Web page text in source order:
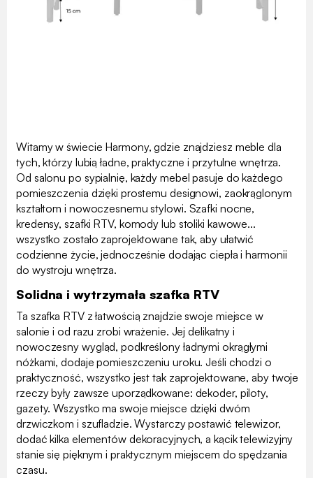
Witamy w świecie Harmony, gdzie znajdziesz meble dla
tych, którzy lubią ładne, praktyczne i przytulne wnętrza.
Od salonu po sypialnię, każdy mebel pasuje do każdego
pomieszczenia dzięki prostemu designowi, zaokrąglonym
kształtom i nowoczesnemu stylowi. Szafki nocne,
kredensy, szafki RTV, komody lub stoliki kawowe...
wszystko zostało zaprojektowane tak, aby ułatwić
codzienne życie, jednocześnie dodając ciepła i harmonii
do wystroju wnętrza.
Solidna i wytrzymała szafka RTV
Ta szafka RTV z łatwością znajdzie swoje miejsce w
salonie i od razu zrobi wrażenie. Jej delikatny i
nowoczesny wygląd, podkreślony ładnymi okrągłymi
nóżkami, dodaje pomieszczeniu uroku. Jeśli chodzi o
praktyczność, wszystko jest tak zaprojektowane, aby twoje
rzeczy były zawsze uporządkowane: dekoder, piloty,
gazety. Wszystko ma swoje miejsce dzięki dwóm
drzwiczkom i szufladzie. Wystarczy postawić telewizor,
dodać kilka elementów dekoracyjnych, a kącik telewizyjny
stanie się pięknym i praktycznym miejscem do spędzania
czasu.